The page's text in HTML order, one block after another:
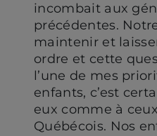
incombait aux
précédentes.
maintenir et
ordre et cette
l’une de mes
enfants, c’est
eux comme à
Québécois. Nos